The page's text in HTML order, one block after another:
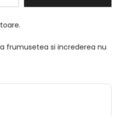
frumusetea si increderea nu